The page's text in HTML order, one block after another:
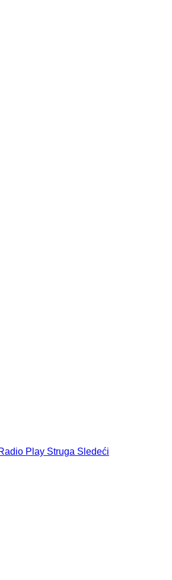
Play Struga Sledeći